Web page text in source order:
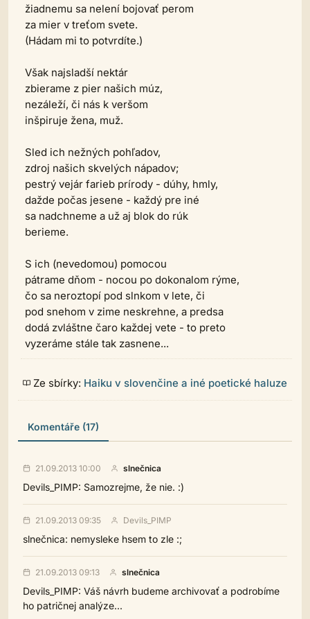
žiadnemu sa nelení bojovať perom
za mier v treťom svete.
(Hádam mi to potvrdíte.)
Však najsladší nektár
zbierame z pier našich múz,
nezáleží, či nás k veršom
inšpiruje žena, muž.
Sled ich nežných pohľadov,
zdroj našich skvelých nápadov;
pestrý vejár farieb prírody - dúhy, hmly,
dažde počas jesene - každý pre iné
sa nadchneme a už aj blok do rúk
berieme.
S ich (nevedomou) pomocou
pátrame dňom - nocou po dokonalom rýme,
čo sa neroztopí pod slnkom v lete, či
pod snehom v zime neskrehne, a predsa
dodá zvláštne čaro každej vete - to preto
vyzeráme stále tak zasnene...
Ze sbírky: Haiku v slovenčine a iné poetické haluze
Komentáře (17)
21.09.2013 10:00 slnečnica
Devils_PIMP: Samozrejme, že nie. :)
21.09.2013 09:35 Devils_PIMP
slnečnica: nemysleke hsem to zle :;
21.09.2013 09:13 slnečnica
Devils_PIMP: Váš návrh budeme archivovať a podrobíme
ho patričnej analýze...